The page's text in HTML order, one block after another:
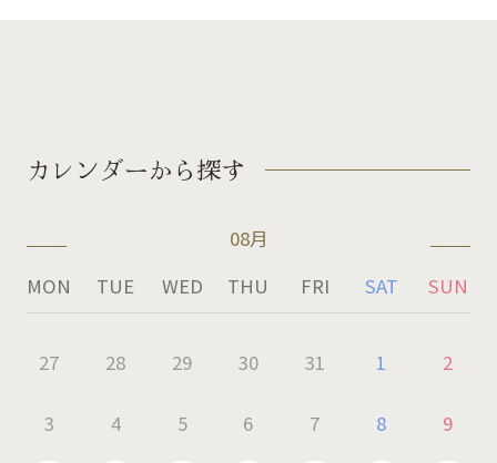
カレンダーから探す
08月
MON
TUE WED THU FRI SAT SUN
27 28 29 30 31 1 2
3 4 5 6 7 8 9